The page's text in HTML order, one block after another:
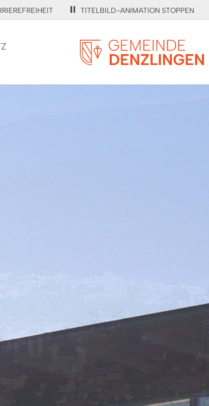
TITELBILD-ANIMATION STOPPEN